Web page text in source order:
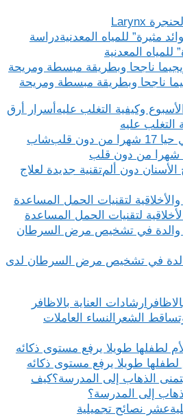
الحنجرة Larynx
دراسة
المعدنية
ناجحا وبطريقة مبسطة ومريحة
أسرار أرق
التغلب عليه
شاب
تقنية جديدة لعلاج
لتقنيات الحمل المساعدة
في تشخيص مرض السرطان لدى
ارشادات العناية بالاظافر
النساء العاملات
لطفلها طويلا يرفع مستوى ذكائه
كيف
إلى المدرسة؟
عشر نصائح تجميلية